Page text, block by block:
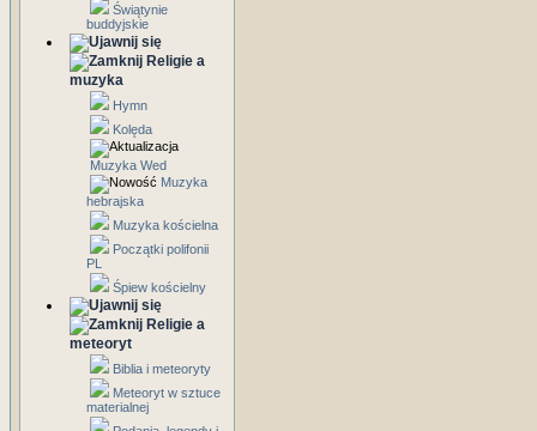
Świątynie
buddyjskie
Religie a
muzyka
Hymn
Kolęda
Muzyka Wed
Muzyka
hebrajska
Muzyka kościelna
Początki polifonii
PL
Śpiew kościelny
Religie a
meteoryt
Biblia i meteoryty
Meteoryt w sztuce
materialnej